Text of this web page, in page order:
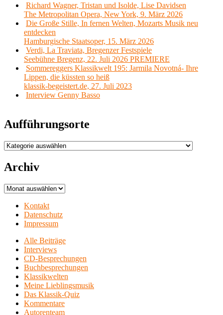
Richard Wagner, Tristan und Isolde, Lise Davidsen
The Metropolitan Opera, New York, 9. März 2026
Die Große Stille, In fernen Welten, Mozarts Musik neu
entdecken
Hamburgische Staatsoper, 15. März 2026
Verdi, La Traviata, Bregenzer Festspiele
Seebühne Bregenz, 22. Juli 2026 PREMIERE
Sommereggers Klassikwelt 195: Jarmila Novotná- Ihre
Lippen, die küssten so heiß
klassik-begeistert.de, 27. Juli 2023
Interview Genny Basso
Aufführungsorte
Aufführungsorte
Archiv
Archiv
Kontakt
Datenschutz
Impressum
Alle Beiträge
Interviews
CD-Besprechungen
Buchbesprechungen
Klassikwelten
Meine Lieblingsmusik
Das Klassik-Quiz
Kommentare
Autorenteam